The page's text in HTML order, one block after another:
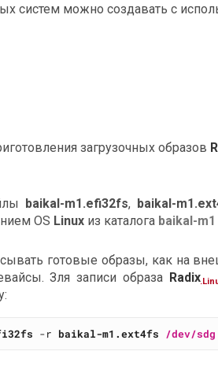
систем можно создавать с
загрузочных образов
baikal-m1.efi32fs, baikal-
OS Linux из каталога baikal-m1
готовые образы, как на
Зля записи образа Radix
-r baikal-m1.ext4fs /dev/sdg